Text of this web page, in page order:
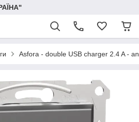
Asfora - double USB charger 2.4 A -